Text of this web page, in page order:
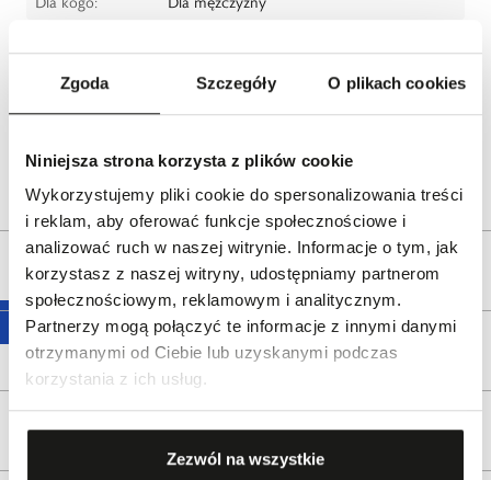
Zgoda Szczegóły O plikach cookies
Niniejsza strona korzysta z plików cookie
Wykorzystujemy pliki cookie do spersonalizowania treści
i reklam, aby oferować funkcje społecznościowe i
analizować ruch w naszej witrynie. Informacje o tym, jak
korzystasz z naszej witryny, udostępniamy partnerom
społecznościowym, reklamowym i analitycznym.
Partnerzy mogą połączyć te informacje z innymi danymi
otrzymanymi od Ciebie lub uzyskanymi podczas
korzystania z ich usług.
Zezwól na wszystkie
Dystrybutor:
W.KRUK S.A
e-mail: gspr@wkruk.pl
Bezpieczeństwo:
Informacje o bezpieczeństwie
Opis produktu
Wysyłka
Reklamacje i zwroty